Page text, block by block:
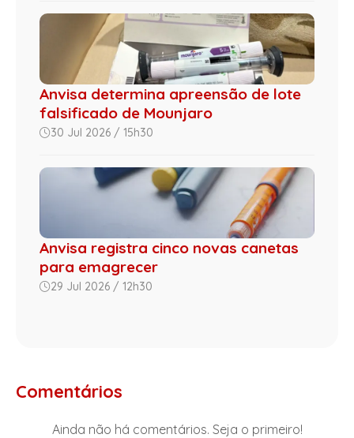
Anvisa determina apreensão de lote
falsificado de Mounjaro
30 Jul 2026 / 15h30
Anvisa registra cinco novas canetas
para emagrecer
29 Jul 2026 / 12h30
Comentários
Ainda não há comentários. Seja o primeiro!